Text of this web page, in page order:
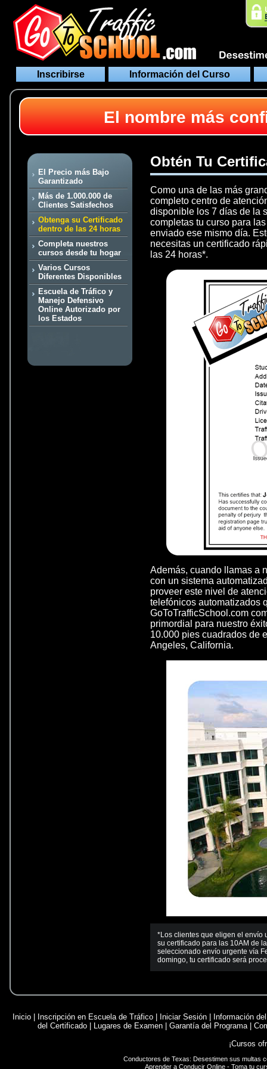
Inscribirse Información del Curso
El nombre más
El Precio más Bajo
Garantizado
Más de 1.000.000 de
Clientes Satisfechos
Obtenga su Certificado
dentro de las 24 horas
Completa nuestros
cursos desde tu hogar
Varios Cursos
Diferentes Disponibles
Escuela de Tráfico y
Manejo Defensivo
Online Autorizado por
los Estados
Obtén Tu
Como una de las más
completo centro de
disponible los 7 días de la
completas tu curso para
enviado ese mismo día.
necesitas un certificado
las 24 horas*.
Además, cuando llamas a
con un sistema
proveer este nivel de
telefónicos automatizados
GoToTrafficSchool.com
primordial para nuestro
10.000 pies cuadrados de
Angeles, California.
*Los clientes que eligen el envío
su certificado para las 10AM de
seleccionado envío urgente vía
domingo, tu certificado será
Inicio Inscripción en Escuela de Tráfico Iniciar Sesión
Información
del Certificado
Lugares de Examen Garantía del Programa|
¡Cursos
Conductores de Texas: Desestimen sus multas
Aprender a Conducir Online - Toma tu